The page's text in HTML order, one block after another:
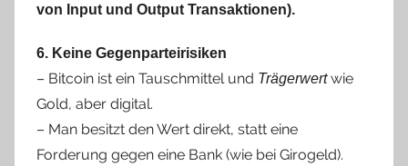
von Input und Output Transaktionen).
6. Keine Gegenparteirisiken
– Bitcoin ist ein Tauschmittel und Trägerwertwie
Gold, aber digital.
– Man besitzt den Wert direkt, statt eine
Forderung gegen eine Bank (wie bei Girogeld).